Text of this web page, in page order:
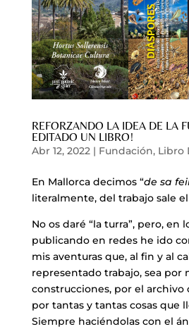
REFORZANDO LA IDEA DE LA
EDITADO UN LIBRO!
Abr 12, 2022| Fundación, Libro
En Mallorca decimos “de sa
literalmente, del trabajo sale
No os daré “la turra”, pero, en
publicando en redes he ido
mis aventuras que, al fin y al
representado trabajo, sea por
construcciones, por el archivo
por tantas y tantas cosas que
Siempre haciéndolas con el